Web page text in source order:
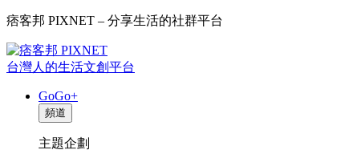
痞客邦 PIXNET – 分享生活的社群平台
台灣人的生活文創平台
GoGo+
頻道
主題企劃